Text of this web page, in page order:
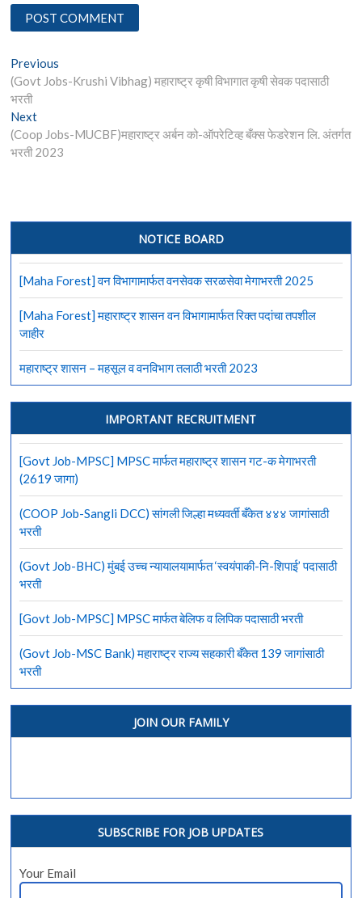
Post
navigation
Previous
post:
(Govt Jobs-Krushi Vibhag) महाराष्ट्र कृषी विभागात कृषी सेवक पदासाठी
भरती
NextNext
post:
(Coop Jobs-MUCBF)महाराष्ट्र अर्बन को-ऑपरेटिव्ह बँक्स फेडरेशन लि. अंतर्गत
भरती 2023
NOTICE BOARD
[Maha Forest] वन विभागामार्फत वनसेवक सरळसेवा मेगाभरती 2025
[Maha Forest] महाराष्ट्र शासन वन विभागामार्फत रिक्त पदांचा तपशील
जाहीर
महाराष्ट्र शासन – महसूल व वनविभाग तलाठी भरती 2023
IMPORTANT RECRUITMENT
[Govt Job-MPSC] MPSC मार्फत महाराष्ट्र शासन गट-क मेगाभरती
(2619 जागा)
(COOP Job-Sangli DCC) सांगली जिल्हा मध्यवर्ती बँकेत ४४४ जागांसाठी
भरती
(Govt Job-BHC) मुंबई उच्च न्यायालयामार्फत ‘स्वयंपाकी-नि-शिपाई’ पदासाठी
भरती
[Govt Job-MPSC] MPSC मार्फत बेलिफ व लिपिक पदासाठी भरती
(Govt Job-MSC Bank) महाराष्ट्र राज्य सहकारी बँकेत 139 जागांसाठी
भरती
JOIN OUR FAMILY
SUBSCRIBE FOR JOB UPDATES
Your Email